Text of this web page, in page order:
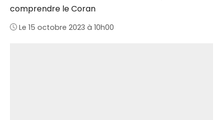
comprendre le Coran
Le 15 octobre 2023 à 10h00